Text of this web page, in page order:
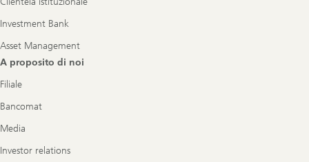
Investment Bank
Asset Management
A proposito di noi
Filiale
Bancomat
Media
Investor relations